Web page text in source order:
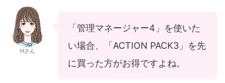
Hさん
「管理マネージャー4」を使いた
い場合、「ACTION PACK3」を先
に買った方がお得ですよね。